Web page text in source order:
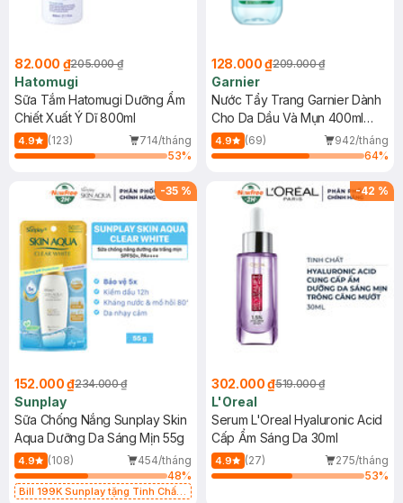
82.000 ₫205.000 ₫
Hatomugi
Sữa Tắm Hatomugi Dưỡng Ẩm
Chiết Xuất Ý Dĩ 800ml
4.9 (123)
714/tháng
53%
128.000 ₫209.000 ₫
Garnier
Nước Tẩy Trang Garnier Dành
Cho Da Dầu Và Mụn 400ml
(Mới)
4.9 (69)
942/tháng
64%
-35 %
152.000 ₫234.000 ₫
Sunplay
Sữa Chống Nắng Sunplay Skin
Aqua Dưỡng Da Sáng Mịn 55g
4.9 (108)
454/tháng
48%
Bill 199K Sunplay tặng Tinh Chất
-42 %
302.000 ₫519.000 ₫
L'Oreal
Serum L'Oreal Hyaluronic Acid
Cấp Ẩm Sáng Da 30ml
4.9 (27)
275/tháng
53%